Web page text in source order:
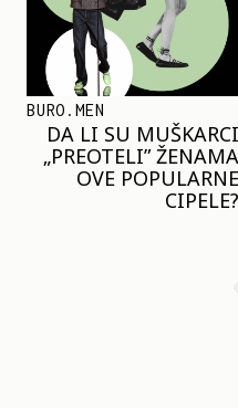
BURO.MEN
DA LI SU MUŠKARCI
„PREOTELI” ŽENAMA
OVE POPULARNE
CIPELE?